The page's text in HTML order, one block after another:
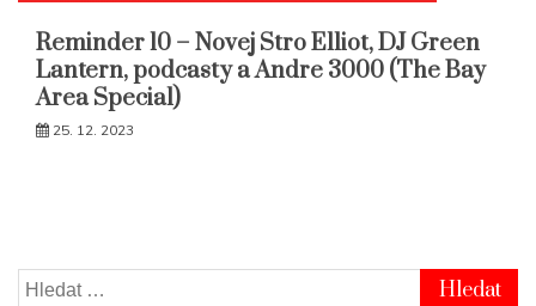
Reminder 10 – Novej Stro Elliot, DJ Green
Lantern, podcasty a Andre 3000 (The Bay
Area Special)
25. 12. 2023
Vyhledávání